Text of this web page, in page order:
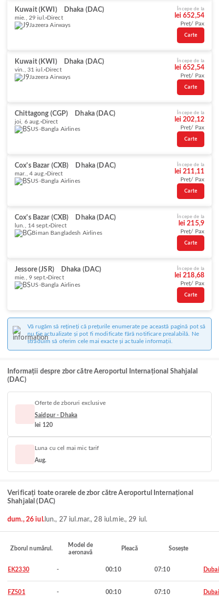
Kuwait (KWI) Dhaka (DAC)
mie., 29 iul.
Direct
Jazeera Airways
Începe de la
lei 652,54
Preț/ Pax
Carte
Kuwait (KWI) Dhaka (DAC)
vin., 31 iul.
Direct
Jazeera Airways
Începe de la
lei 652,54
Preț/ Pax
Carte
Chittagong (CGP) Dhaka (DAC)
joi, 6 aug. Direct
US-Bangla Airlines
Începe de la
lei 202,12
Preț/ Pax
Carte
Cox's Bazar (CXB) Dhaka (DAC)
mar., 4 aug. Direct
US-Bangla Airlines
Începe de la
lei 211,11
Preț/ Pax
Carte
Cox's Bazar (CXB) Dhaka (DAC)
lun., 14 sept. Direct
Biman Bangladesh Airlines
Începe de la
lei 215,9
Preț/ Pax
Carte
Jessore (JSR) Dhaka (DAC)
mie., 9 sept. Direct
US-Bangla Airlines
Începe de la
lei 218,68
Preț/ Pax
Carte
Vă rugăm să rețineți că prețurile enumerate pe această pagină pot să
nu fie actualizate și pot fi modificate fără notificare prealabilă. Ne
străduim să oferim cele mai exacte și actuale informații.
Informații despre zbor către Aeroportul Internațional Shahjalal
(DAC)
Oferte de zboruri exclusive
Saidpur - Dhaka
lei 120
Luna cu cel mai mic tarif
Aug.
Verificați toate orarele de zbor către Aeroportul Internațional
Shahjalal (DAC)
dum., 26 iul.lun., 27 iul.mar., 28 iul.mie., 29 iul.
Zborul numărul.
Model de
aeronavă
Pleacă Sosește
EK2330 - 00:10 07:10 Dubai
FZ501 - 00:10 07:10 Dubai